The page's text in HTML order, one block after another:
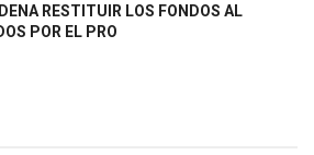
RESTITUIR LOS FONDOS AL
POR EL PRO